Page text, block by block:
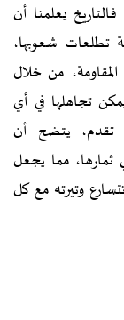
يعلمنا أن
تطلعات شعوبها،
من خلال
تجاهلها في أي
تقدم، يتضح أن
مما يجعل
وتيرته مع كل